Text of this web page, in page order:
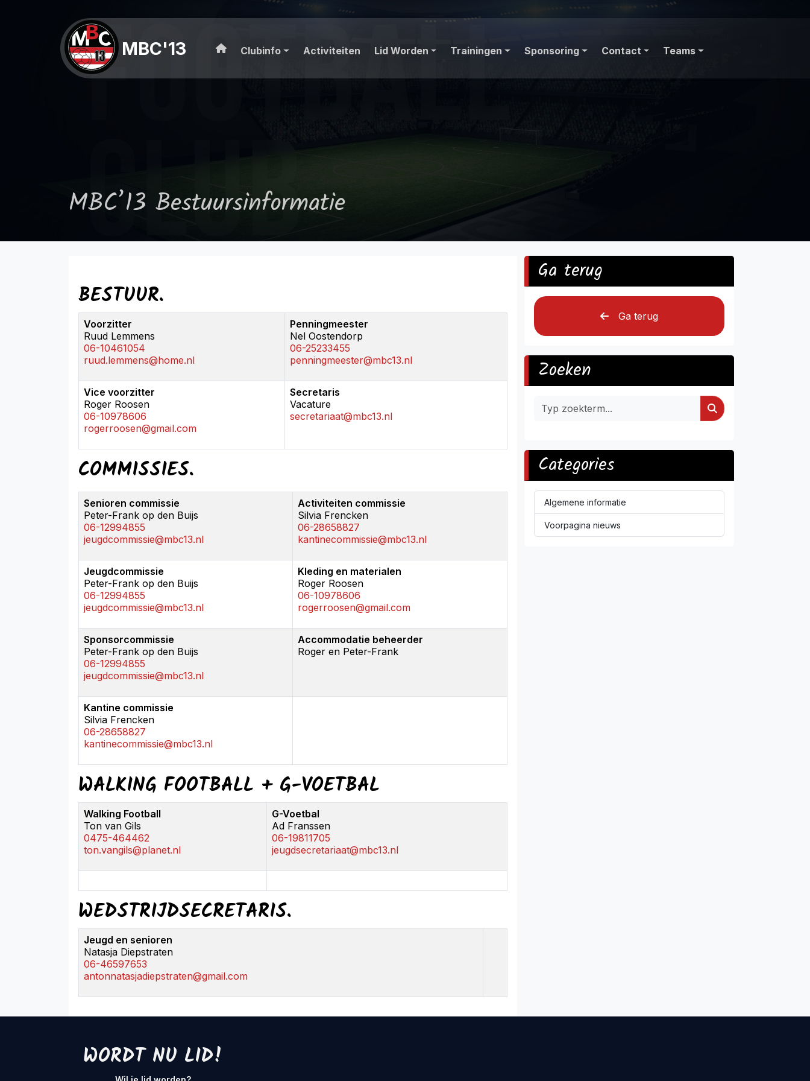
MBC'13 Clubinfo Activiteiten Lid Worden Trainingen Sponsoring Contact Teams
MBC’13 Bestuursinformatie
BESTUUR.
Voorzitter
Ruud Lemmens
06-10461054
ruud.lemmens@home.nl
Penningmeester
Nel Oostendorp
06-25233455
penningmeester@mbc13.nl
Vice voorzitter
Roger Roosen
06-10978606
rogerroosen@gmail.com
Secretaris
Vacature
secretariaat@mbc13.nl
COMMISSIES.
Senioren commissie
Peter-Frank op den Buijs
06-12994855
jeugdcommissie@mbc13.nl
Activiteiten commissie
Silvia Frencken
06-28658827
kantinecommissie@mbc13.nl
Jeugdcommissie
Peter-Frank op den Buijs
06-12994855
jeugdcommissie@mbc13.nl
Kleding en materialen
Roger Roosen
06-10978606
rogerroosen@gmail.com
Sponsorcommissie
Peter-Frank op den Buijs
06-12994855
jeugdcommissie@mbc13.nl
Accommodatie beheerder
Roger en Peter-Frank
Kantine commissie
Silvia Frencken
06-28658827
kantinecommissie@mbc13.nl
WALKING FOOTBALL + G-VOETBAL
Walking Football
Ton van Gils
0475-464462
ton.vangils@planet.nl
G-Voetbal
Ad Franssen
06-19811705
jeugdsecretariaat@mbc13.nl
WEDSTRIJDSECRETARIS.
Jeugd en senioren
Natasja Diepstraten
06-46597653
antonnatasjadiepstraten@gmail.com
Ga terug
Ga terug
Zoeken
Categories
Algemene informatie
Voorpagina nieuws
WORDT NU LID!